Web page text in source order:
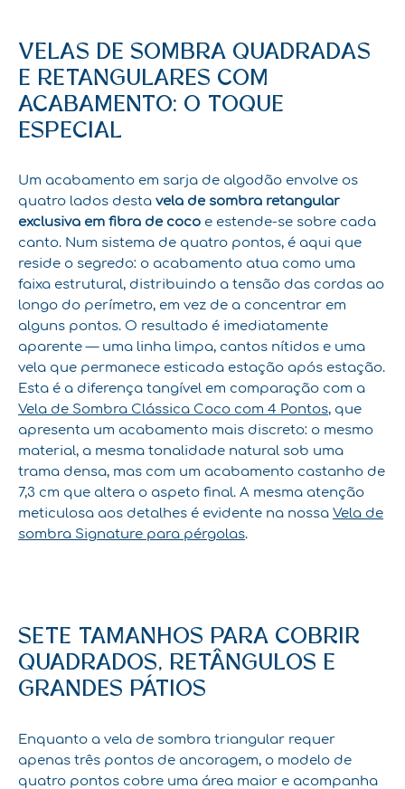
VELAS DE SOMBRA QUADRADAS
E RETANGULARES COM
ACABAMENTO: O TOQUE
ESPECIAL
Um acabamento em sarja de algodão envolve os
quatro lados desta vela de sombra retangular
exclusiva em fibra de coco e estende-se sobre cada
canto. Num sistema de quatro pontos, é aqui que
reside o segredo: o acabamento atua como uma
faixa estrutural, distribuindo a tensão das cordas ao
longo do perímetro, em vez de a concentrar em
alguns pontos. O resultado é imediatamente
aparente — uma linha limpa, cantos nítidos e uma
vela que permanece esticada estação após estação.
Esta é a diferença tangível em comparação com a
Vela de Sombra Clássica Coco com 4 Pontos, que
apresenta um acabamento mais discreto: o mesmo
material, a mesma tonalidade natural sob uma
trama densa, mas com um acabamento castanho de
7,3 cm que altera o aspeto final. A mesma atenção
meticulosa aos detalhes é evidente na nossa Vela de
sombra Signature para pérgolas.
SETE TAMANHOS PARA COBRIR
QUADRADOS, RETÂNGULOS E
GRANDES PÁTIOS
Enquanto a vela de sombra triangular requer
apenas três pontos de ancoragem, o modelo de
quatro pontos cobre uma área maior e acompanha